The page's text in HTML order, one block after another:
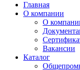
Главная
О компании
О
Вакансии
Каталог